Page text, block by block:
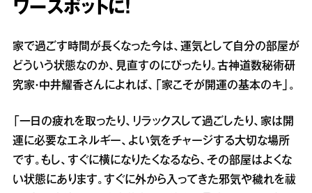
ワースポットに！
家で過ごす時間が長くなった今は、運気として自分の部屋が
どういう状態なのか、見直すのにぴったり。古神道数秘術研
究家・中井耀香さんによれば、「家こそが開運の基本のキ」。
「一日の疲れを取ったり、リラックスして過ごしたり、家は開
運に必要なエネルギー、よい気をチャージする大切な場所
です。もし、すぐに横になりたくなるなら、その部屋はよくな
い状態にあります。すぐに外から入ってきた邪気や穢れを祓